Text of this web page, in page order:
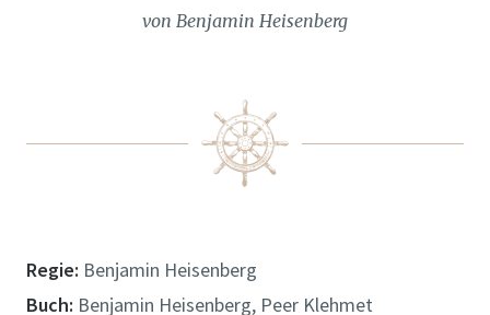
von Benjamin Heisenberg
Regie: Benjamin Heisenberg
Buch: Benjamin Heisenberg, Peer Klehmet